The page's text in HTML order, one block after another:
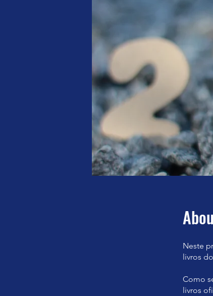
Neste
livros
Como
livros